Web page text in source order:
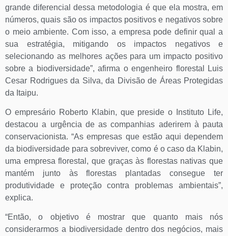
grande diferencial dessa metodologia é que ela mostra, em
números, quais são os impactos positivos e negativos sobre
o meio ambiente. Com isso, a empresa pode definir qual a
sua estratégia, mitigando os impactos negativos e
selecionando as melhores ações para um impacto positivo
sobre a biodiversidade”, afirma o engenheiro florestal Luis
Cesar Rodrigues da Silva, da Divisão de Áreas Protegidas
da Itaipu.
O empresário Roberto Klabin, que preside o Instituto Life,
destacou a urgência de as companhias aderirem à pauta
conservacionista. “As empresas que estão aqui dependem
da biodiversidade para sobreviver, como é o caso da Klabin,
uma empresa florestal, que graças às florestas nativas que
mantém junto às florestas plantadas consegue ter
produtividade e proteção contra problemas ambientais”,
explica.
“Então, o objetivo é mostrar que quanto mais nós
considerarmos a biodiversidade dentro dos negócios, mais